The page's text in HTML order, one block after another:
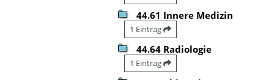
44.61 Innere Medizin
1 Eintrag
44.64 Radiologie
1 Eintrag